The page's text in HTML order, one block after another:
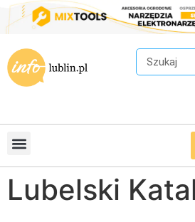
Lubelski